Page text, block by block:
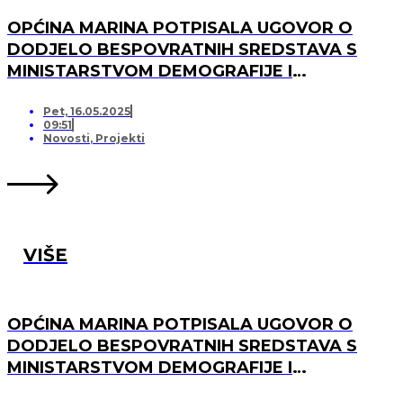
OPĆINA MARINA POTPISALA UGOVOR O
DODJELO BESPOVRATNIH SREDSTAVA S
MINISTARSTVOM DEMOGRAFIJE I
OPREMANJA DJEČJEG IGRALIŠTA U
SVINCIMA
Pet, 16.05.2025
09:51
Novosti, Projekti
VIŠE
OPĆINA MARINA POTPISALA UGOVOR O
DODJELO BESPOVRATNIH SREDSTAVA S
MINISTARSTVOM DEMOGRAFIJE I